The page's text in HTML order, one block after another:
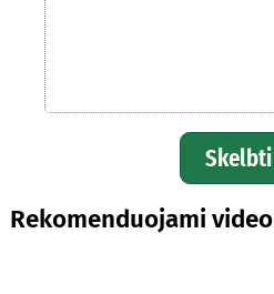
Skelbti
Rekomenduojami video